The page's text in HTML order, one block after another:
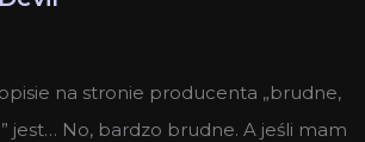
na stronie producenta „brudne,
jest… No, bardzo brudne. A jeśli mam